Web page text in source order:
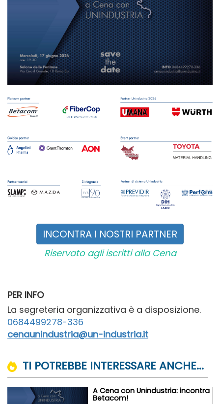
INCONTRA I NOSTRI PARTNER
Riservato agli iscritti alla Cena
PER INFO
La segreteria organizzativa è a disposizione.
0684499278-336
cenaunindustria@un-industria.it
TI POTREBBE INTERESSARE ANCHE...
A Cena con Unindustria: incontra
Betacom!